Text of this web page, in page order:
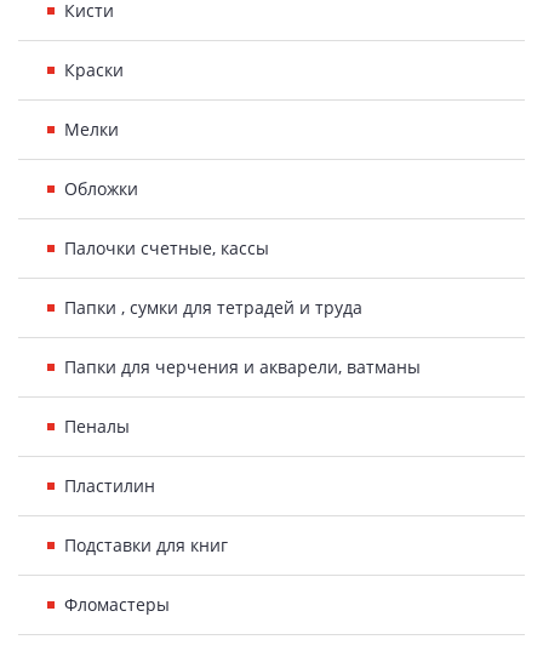
Кисти
Краски
Мелки
Обложки
Палочки счетные, кассы
Папки , сумки для тетрадей и труда
Папки для черчения и акварели, ватманы
Пеналы
Пластилин
Подставки для книг
Фломастеры